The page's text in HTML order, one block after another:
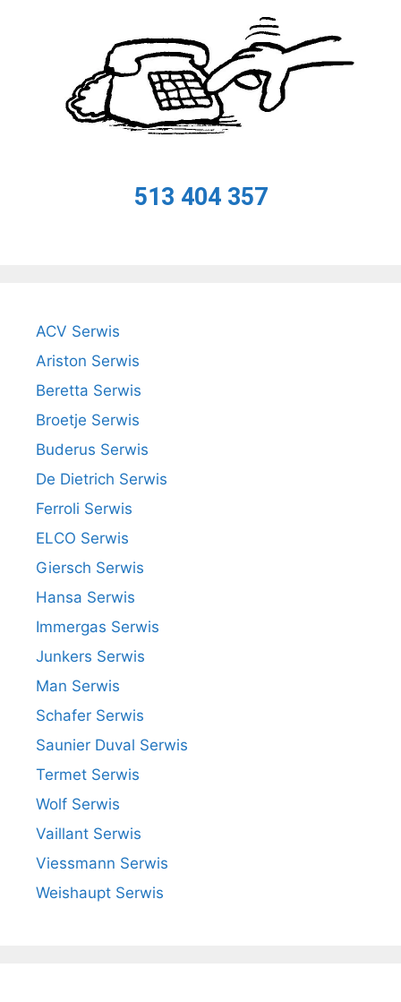
513 404 357
ACV Serwis
Ariston Serwis
Beretta Serwis
Broetje Serwis
Buderus Serwis
De Dietrich Serwis
Ferroli Serwis
ELCO Serwis
Giersch Serwis
Hansa Serwis
Immergas Serwis
Junkers Serwis
Man Serwis
Schafer Serwis
Saunier Duval Serwis
Termet Serwis
Wolf Serwis
Vaillant Serwis
Viessmann Serwis
Weishaupt Serwis